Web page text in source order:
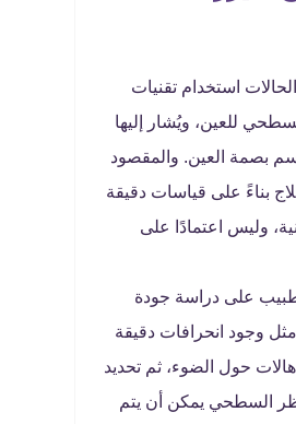
استخدام تقنيات
للعين، ويُشار إليها
بصمة العين. والمقصود
بناءً على قياسات دقيقة
وليس اعتمادًا على
على دراسة جودة
وجود انحرافات دقيقة
حول الضوء، ثم تحديد
السطحي يمكن أن يتم